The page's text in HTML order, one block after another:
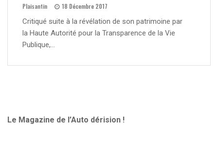
Plaisantin 18 Décembre 2017
Critiqué suite à la révélation de son patrimoine par
la Haute Autorité pour la Transparence de la Vie
Publique,…
Le Magazine de l’Auto dérision !